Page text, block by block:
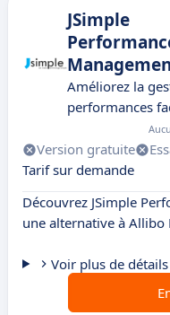
JSimple
Améliorez la
performances
Version gratuite
Tarif sur demande
Découvrez JSimple
une alternative à Allibo
Voir plus de détails